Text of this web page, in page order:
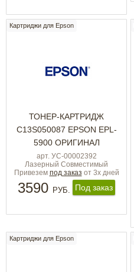
Картриджи для Epson
ТОНЕР-КАРТРИДЖ
C13S050087 EPSON EPL-
5900 ОРИГИНАЛ
арт. УС-00002392
Лазерный Совместимый
Привезем под заказ от 3х дней
3590 РУБ. Под заказ
Картриджи для Epson